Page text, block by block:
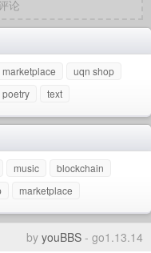
论
marketplace
uqn shop
poetry text
music
blockchain
marketplace
by youBBS - go1.13.14